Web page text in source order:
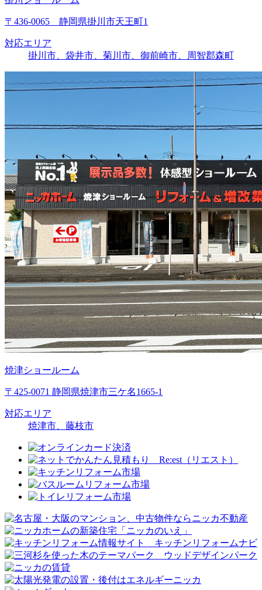
〒436-0065 静岡県掛川市天王町1
対応エリア
掛川市、袋井市、菊川市、御前崎市、周智郡森町
焼津ショールーム
〒425-0071 静岡県焼津市三ケ名1665-1
対応エリア
焼津市、藤枝市